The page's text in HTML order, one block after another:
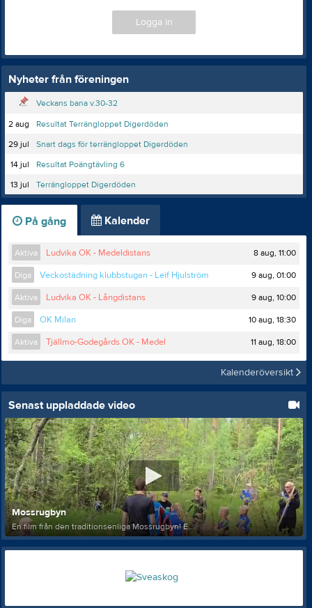
Logga in
Nyheter från föreningen
Veckans bana v.30-32
2 aug
Resultat Terrängloppet Digerdöden
29 jul
Snart dags för terrängloppet Digerdöden
14 jul
Resultat Poängtävling 6
13 jul
Terrängloppet Digerdöden
På gång Kalender
Aktiva Ludvika OK - Medeldistans 8 aug, 11:00
Diga Veckostädning klubbstugan - Leif Hjulström 9 aug, 01:00
Aktiva Ludvika OK - Långdistans 9 aug, 10:00
Diga OK Milan 10 aug, 18:30
Aktiva Tjällmo-Godegårds OK - Medel 11 aug, 18:00
Kalenderöversikt
Senast uppladdade video
Mossrugbyn
En film från den traditionsenliga Mossrugbyn! E...